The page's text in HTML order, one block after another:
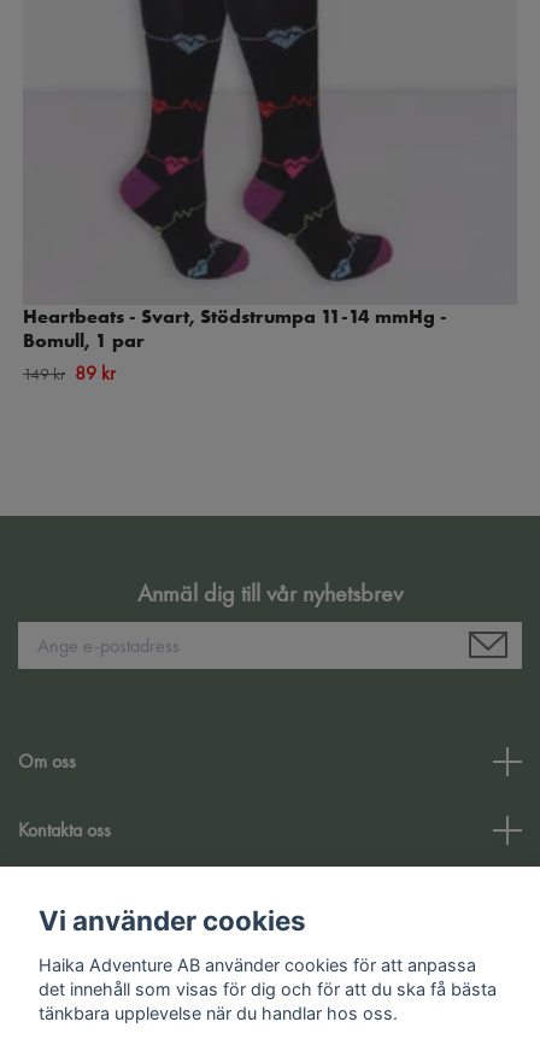
Heartbeats - Svart, Stödstrumpa 11-14 mmHg -
Bomull, 1 par
149 kr 89 kr
Anmäl dig till vår nyhetsbrev
Om oss
Kontakta oss
Sociala medier
Vi använder cookies
Haika Adventure AB använder cookies för att anpassa
det innehåll som visas för dig och för att du ska få bästa
tänkbara upplevelse när du handlar hos oss.